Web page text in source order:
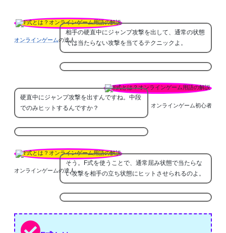
オンラインゲームの達人
相手の硬直中にジャンプ攻撃を出して、通常の状態
では当たらない攻撃を当てるテクニックよ。
オンラインゲーム初心者
硬直中にジャンプ攻撃を出すんですね。中段
でのみヒットするんですか？
オンラインゲームの達人
そう。F式を使うことで、通常屈み状態で当たらな
い攻撃を相手の立ち状態にヒットさせられるのよ。